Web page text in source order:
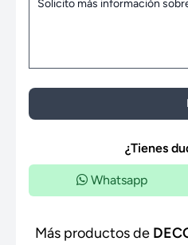
¿Tienes
Whatsapp
Más productos de